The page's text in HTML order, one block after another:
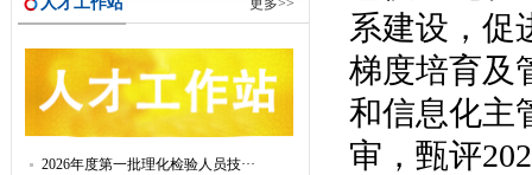
更多>>
2026年度第一批理化检验人员技···
系建设，促
梯度培育及
和信息化主
审，甄评